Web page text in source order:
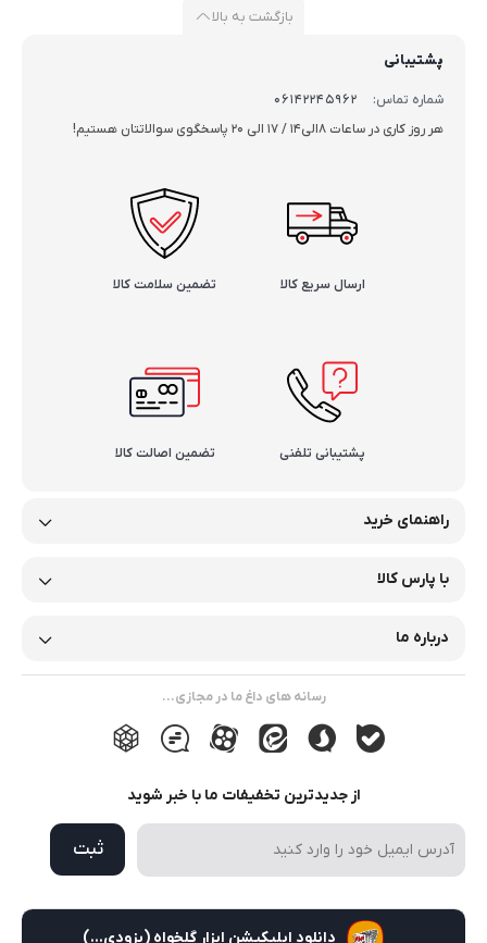
بازگشت به بالا
پشتیبانی
شماره تماس:
06142245962
هر روز کاری در ساعات 8الی14 / 17 الی 20 پاسخگوی سوالاتتان هستیم!
ارسال سریع کالا تضمین سلامت کالا
پشتیبانی تلفنی تضمین اصالت کالا
راهنمای خرید
با پارس کالا
درباره ما
رسانه های داغ ما در مجازی...
از جدیدترین تخفیفات ما با خبر شوید
ثبت
دانلود اپلیکیشن ابزار گلخواه (بزودی...)